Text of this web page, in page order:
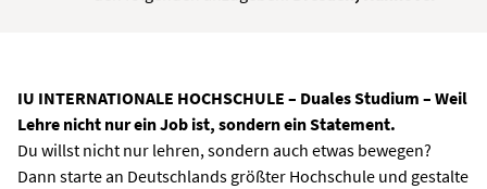
IU INTERNATIONALE HOCHSCHULE – Duales Studium – Weil
Lehre nicht nur ein Job ist, sondern ein Statement.
Du willst nicht nur lehren, sondern auch etwas bewegen?
Dann starte an Deutschlands größter Hochschule und gestalte